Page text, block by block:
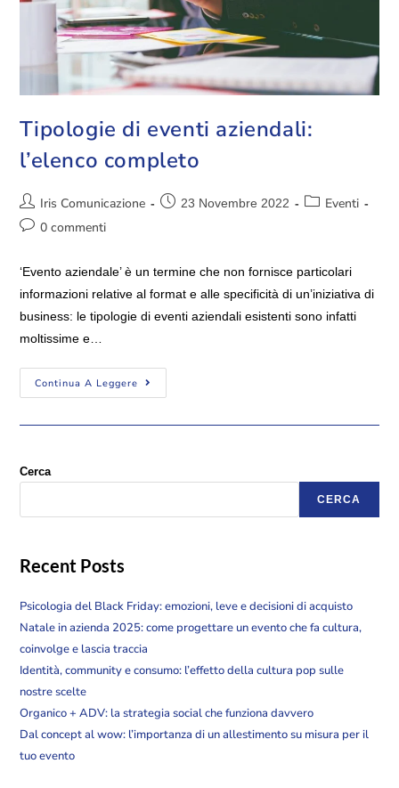
Tipologie di eventi aziendali:
l’elenco completo
Iris Comunicazione 23 Novembre 2022
Eventi
0 commenti
‘Evento aziendale’ è un termine che non fornisce particolari
informazioni relative al format e alle specificità di un’iniziativa di
business: le tipologie di eventi aziendali esistenti sono infatti
moltissime e…
Continua A Leggere
Cerca
CERCA
Recent Posts
Psicologia del Black Friday: emozioni, leve e decisioni di acquisto
Natale in azienda 2025: come progettare un evento che fa cultura,
coinvolge e lascia traccia
Identità, community e consumo: l’effetto della cultura pop sulle
nostre scelte
Organico + ADV: la strategia social che funziona davvero
Dal concept al wow: l’importanza di un allestimento su misura per il
tuo evento